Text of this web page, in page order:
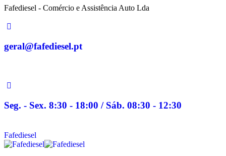
Fafediesel - Comércio e Assistência Auto Lda
geral@fafediesel.pt
Seg. - Sex. 8:30 - 18:00 / Sáb. 08:30 - 12:30
Fafediesel